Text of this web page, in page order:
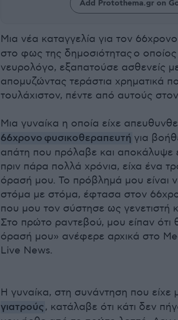
Add Protothema.gr on
Μια νέα καταγγελία για τον 66χρονο
στο φως της δημοσιότητας ο
νευρολόγο, εξαπατούσε ασθενείς
απομυζώντας τεράστια χρηματικά
τουλάχιστον, πέντε από αυτούς
Μια γυναίκα η οποία είχε
66χρονο φυσικοθεραπευτή για
απάτη που πρόλαβε και αποκάλυψε
πριν πάρα πολλά χρόνια, είχα ένα
όρασή μου. Το πρόβλημά μου είναι
στόμα με στόμα, έφτασα στον
που μου τον σύστησε ως γενετιστή
Στο πρώτο ραντεβού, μου είπαν
όρασή μου» ανέφερε αρχικά στο
Live News.
Η γυναίκα, στη συνάντηση που είχε
γιατρούς, κατάλαβε ότι κάτι δεν